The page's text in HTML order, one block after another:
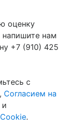
оценку
нам
+7 (910) 425
с
, Согласием на
и
Cookie.